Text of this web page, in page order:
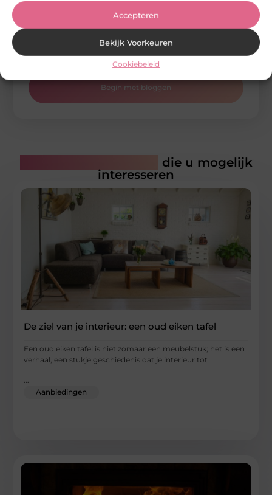
Accepteren
Bekijk Voorkeuren
Cookiebeleid
Jouw blog verdient een podium!
artikelen, bereik meer lezers en maak deel uit van een
actieve bloggemeenschap. Schrijf je nu in!
Begin met bloggen
die u mogelijk
interesseren
De ziel van je interieur: een oud eiken tafel
Een oud eiken tafel is niet zomaar een meubelstuk; het is een
verhaal, een stukje geschiedenis dat je interieur tot
Aanbiedingen